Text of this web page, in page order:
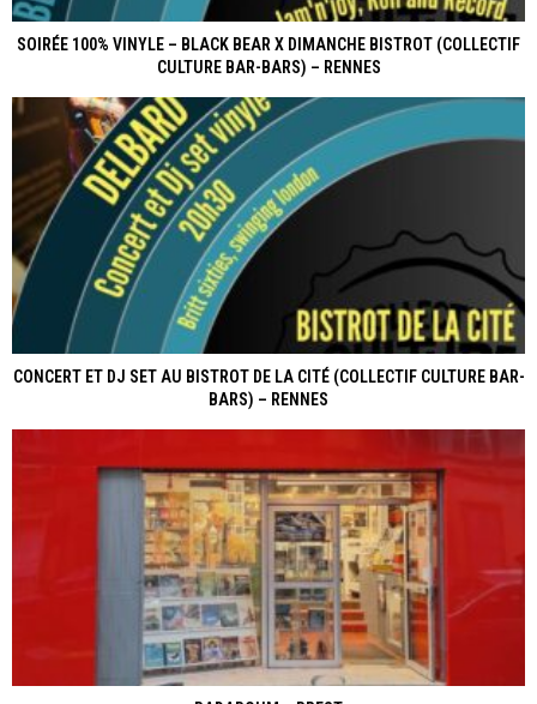
SOIRÉE 100% VINYLE – BLACK BEAR X DIMANCHE BISTROT (COLLECTIF
CULTURE BAR-BARS) – RENNES
CONCERT ET DJ SET AU BISTROT DE LA CITÉ (COLLECTIF CULTURE BAR-
BARS) – RENNES